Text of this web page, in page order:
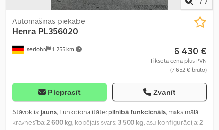
Iserlohn 1 255 km
Automašīnas piekabe
Henra PL356020
6 430 €
Fiksēta cena plus PVN
(7 652 € bruto)
Pieprasīt Zvanīt
Stāvoklis: jauns, Funkcionalitāte: pilnībā funkcionāls, maksimālā
kravnesība:2 600 kg, kopējais svars: 3 500 kg, asu konfigurācija:2